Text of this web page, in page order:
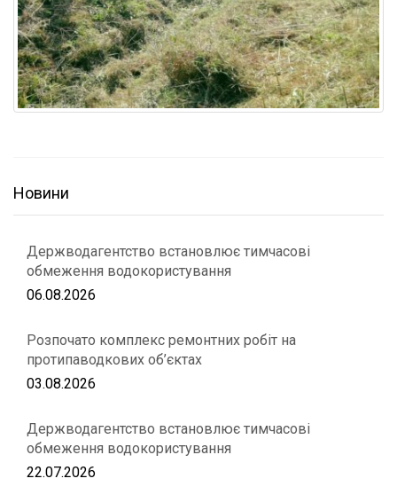
Новини
Держводагентство встановлює тимчасові
обмеження водокористування
06.08.2026
Розпочато комплекс ремонтних робіт на
протипаводкових об’єктах
03.08.2026
Держводагентство встановлює тимчасові
обмеження водокористування
22.07.2026